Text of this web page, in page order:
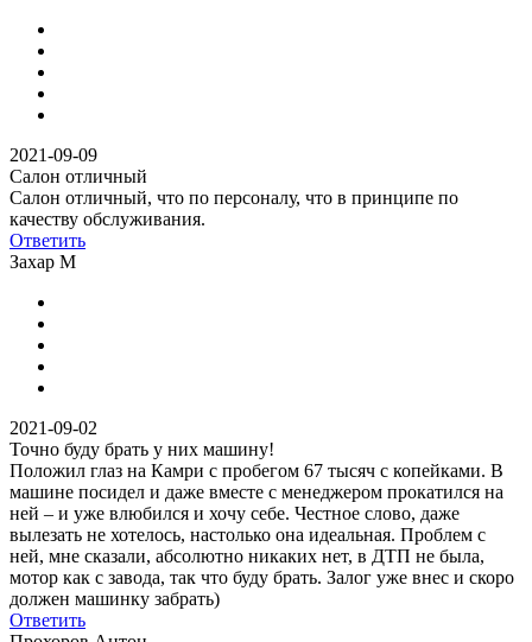
2021-09-09
Салон отличный
Салон отличный, что по персоналу, что в принципе по
качеству обслуживания.
Ответить
Захар М
2021-09-02
Точно буду брать у них машину!
Положил глаз на Камри с пробегом 67 тысяч с копейками. В
машине посидел и даже вместе с менеджером прокатился на
ней – и уже влюбился и хочу себе. Честное слово, даже
вылезать не хотелось, настолько она идеальная. Проблем с
ней, мне сказали, абсолютно никаких нет, в ДТП не была,
мотор как с завода, так что буду брать. Залог уже внес и скоро
должен машинку забрать)
Ответить